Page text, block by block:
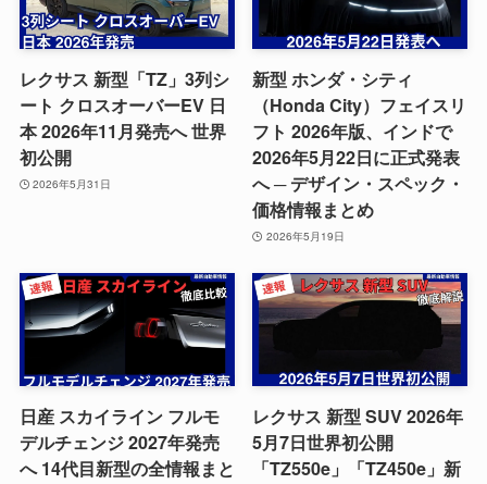
レクサス 新型「TZ」3列シ
ート クロスオーバーEV 日
本 2026年11月発売へ 世界
初公開
2026年5月31日
新型 ホンダ・シティ
（Honda City）フェイスリ
フト 2026年版、インドで
2026年5月22日に正式発表
へ ─ デザイン・スペック・
価格情報まとめ
2026年5月19日
日産 スカイライン フルモ
デルチェンジ 2027年発売
へ 14代目新型の全情報まと
レクサス 新型 SUV 2026年
5月7日世界初公開
「TZ550e」「TZ450e」新